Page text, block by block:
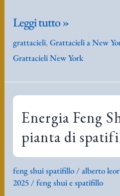
Grattacieli
ultra
moderni
a
York
storia
new
York
fascicolo
I°
Leggi tutto »
grattacieli,Grattacieli a New
Grattacieli New York
Energia Feng
pianta di
feng shui spatifillo/alberto
2025/feng shui e spatifillo